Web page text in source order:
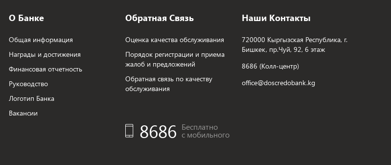
О Банке
Общая информация
Награды и достижения
Финансовая отчетность
Руководство
Логотип Банка
Вакансии
Обратная Связь
Оценка качества обслуживания
Порядок регистрации и приема
жалоб и предложений
Обратная связь по качеству
обслуживания
8686 Бесплатно
с мобильного
Наши Контакты
720000 Кыргызская Республика, г.
Бишкек, пр.Чуй, 92, 6 этаж
8686 (Колл-центр)
office@doscredobank.kg